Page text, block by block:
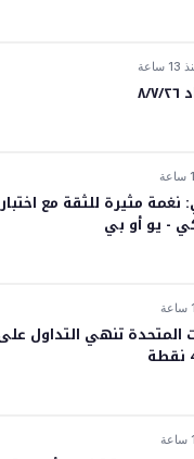
ساعة
نغمة مثيرة للثقة مع
- يو أو بي
المتحدة تنهي التداول